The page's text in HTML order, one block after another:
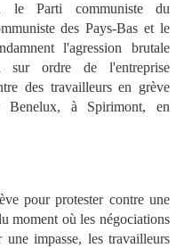
le Parti communiste du
des Pays-Bas et le
l'agression brutale
sur ordre de l'entreprise
des travailleurs en grève
à Spirimont, en
pour protester contre une
moment où les négociations
impasse, les travailleurs